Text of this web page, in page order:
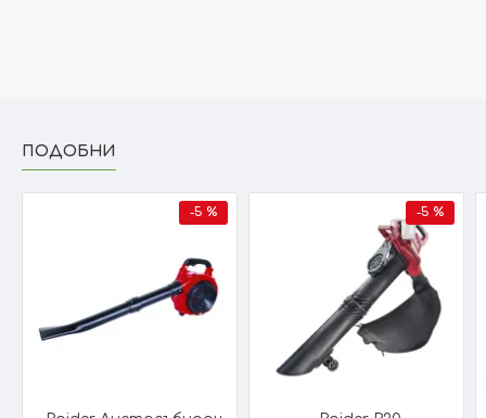
да почиствате по всяко време на
деня.
Регулируема височина за всякакви
Лесно адаптирайте
четките към повърхността,
независимо дали почиствате
неравна поляна или гладък асфалт,
за максимална ефективност.
Компактно съхранение:Сгъваемият
ви гарантират дълга работа без
ПОДОБНИ
-5 % -5 %